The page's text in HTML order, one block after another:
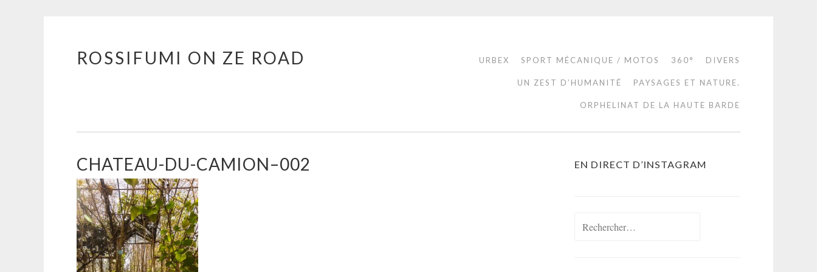
Aller
ROSSIFUMI ON ZE ROAD URBEX SPORT MÉCANIQUE / MOTOS 360° DIVERS
UN ZEST D’HUMANITÉ PAYSAGES ET NATURE.
ORPHELINAT DE LA HAUTE BARDE
CHATEAU-DU-CAMION–002 EN DIRECT D’INSTAGRAM